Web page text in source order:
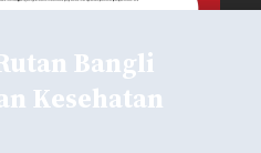
Bangli
Kesehatan